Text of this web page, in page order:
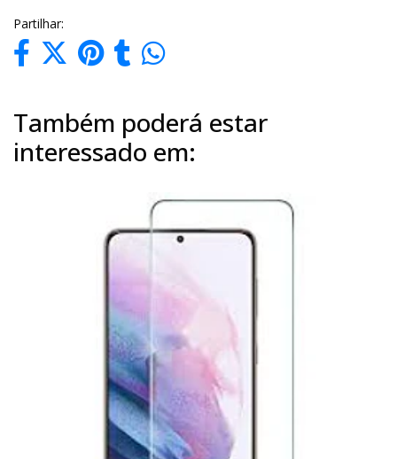
Partilhar:
Também poderá estar
interessado em: